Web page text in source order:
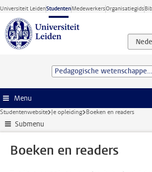
Ga direct naar de inhoud
Universiteit LeidenStudentenMedewerkersOrganisatiegids
Pedagogische wetenschappen (BSc)
Menu
Studentenwebsite Je opleiding Boeken en readers
Submenu
Boeken en readers